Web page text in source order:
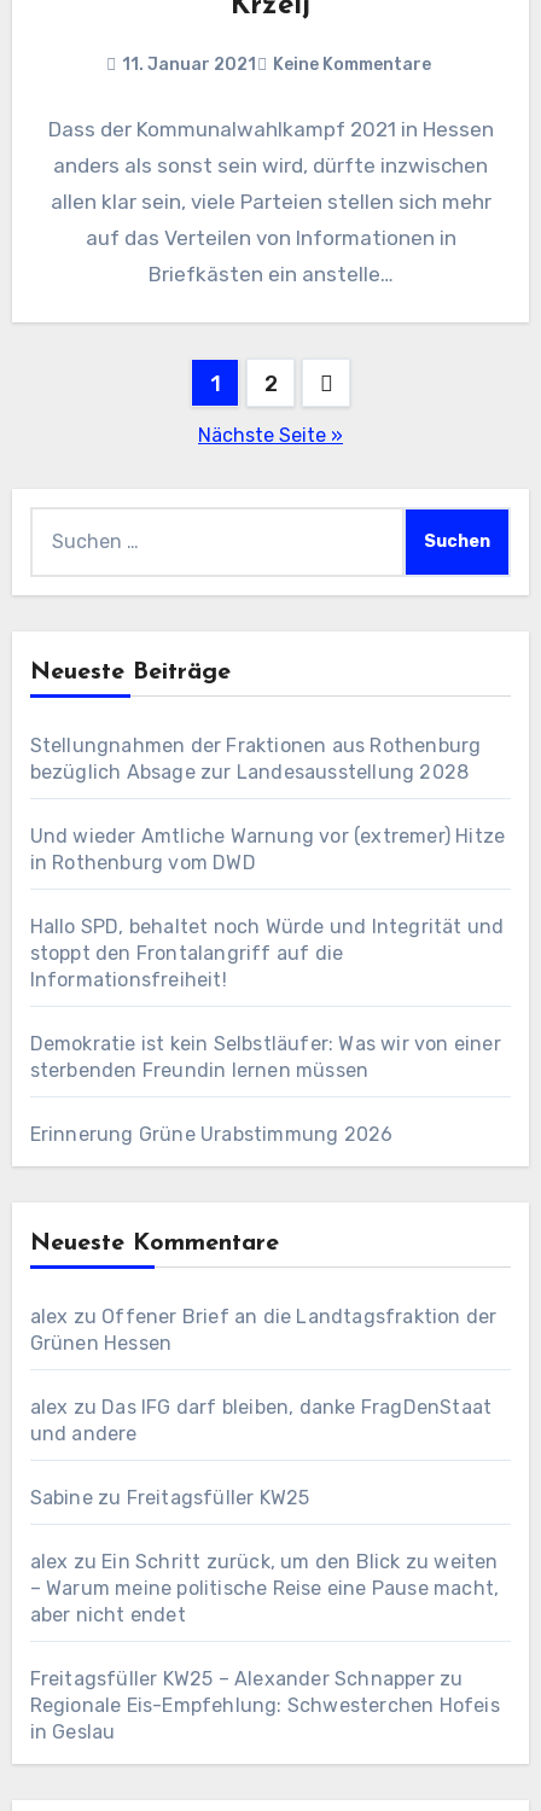
Krželj
11. Januar 2021 Keine Kommentare
Dass der Kommunalwahlkampf 2021 in Hessen
anders als sonst sein wird, dürfte inzwischen
allen klar sein, viele Parteien stellen sich mehr
auf das Verteilen von Informationen in
Briefkästen ein anstelle…
Seitennummerierung
1 2
Nächste Seite »
Neueste Beiträge
Stellungnahmen der Fraktionen aus Rothenburg
bezüglich Absage zur Landesausstellung 2028
Und wieder Amtliche Warnung vor (extremer) Hitze
in Rothenburg vom DWD
Hallo SPD, behaltet noch Würde und Integrität und
stoppt den Frontalangriff auf die
Informationsfreiheit!
Demokratie ist kein Selbstläufer: Was wir von einer
sterbenden Freundin lernen müssen
Erinnerung Grüne Urabstimmung 2026
Neueste Kommentare
alex zu Offener Brief an die Landtagsfraktion der
Grünen Hessen
alex zu Das IFG darf bleiben, danke FragDenStaat
und andere
Sabinezu Freitagsfüller KW25
alex zu Ein Schritt zurück, um den Blick zu weiten
– Warum meine politische Reise eine Pause macht,
aber nicht endet
Freitagsfüller KW25 – Alexander Schnapperzu
Regionale Eis-Empfehlung: Schwesterchen Hofeis
in Geslau